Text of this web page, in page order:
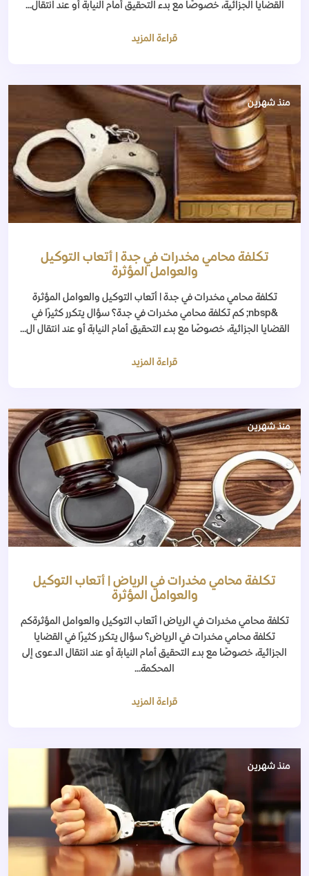
القضايا الجزائية، خصوصًا مع بدء التحقيق أمام النيابة أو عند انتقال...
قراءة المزيد
منذ شهرين
تكلفة محامي مخدرات في جدة | أتعاب التوكيل
والعوامل المؤثرة
تكلفة محامي مخدرات في جدة | أتعاب التوكيل والعوامل المؤثرة
&nbsp; كم تكلفة محامي مخدرات في جدة؟ سؤال يتكرر كثيرًا في
القضايا الجزائية، خصوصًا مع بدء التحقيق أمام النيابة أو عند انتقال ال...
قراءة المزيد
منذ شهرين
تكلفة محامي مخدرات في الرياض | أتعاب التوكيل
والعوامل المؤثرة
تكلفة محامي مخدرات في الرياض | أتعاب التوكيل والعوامل المؤثرةكم
تكلفة محامي مخدرات في الرياض؟ سؤال يتكرر كثيرًا في القضايا
الجزائية، خصوصًا مع بدء التحقيق أمام النيابة أو عند انتقال الدعوى إلى
المحكمة...
قراءة المزيد
منذ شهرين